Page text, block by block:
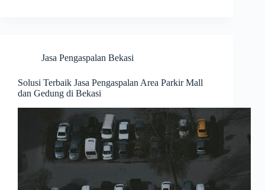
Jasa Pengaspalan Bekasi
Solusi Terbaik Jasa Pengaspalan Area Parkir Mall
dan Gedung di Bekasi